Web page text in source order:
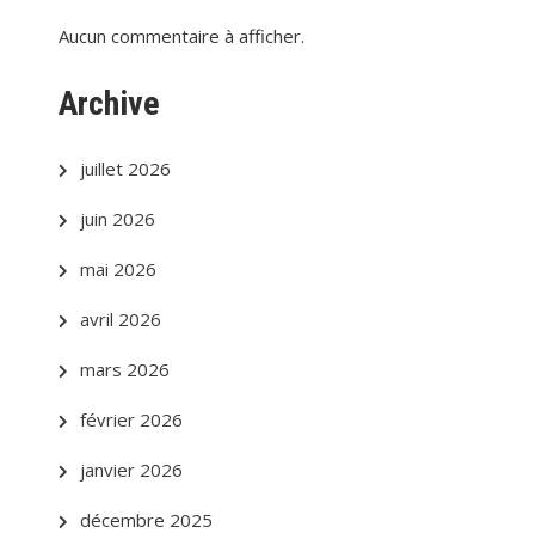
Aucun commentaire à afficher.
Archive
juillet 2026
juin 2026
mai 2026
avril 2026
mars 2026
février 2026
janvier 2026
décembre 2025